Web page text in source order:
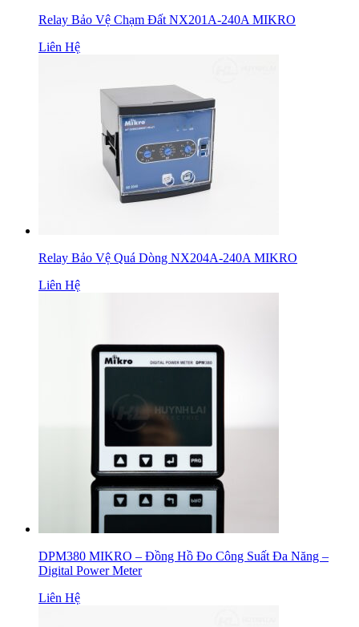
Relay Bảo Vệ Chạm Đất NX201A-240A MIKRO
Liên Hệ
Relay Bảo Vệ Quá Dòng NX204A-240A MIKRO
Liên Hệ
DPM380 MIKRO – Đồng Hồ Đo Công Suất Đa Năng –
Digital Power Meter
Liên Hệ